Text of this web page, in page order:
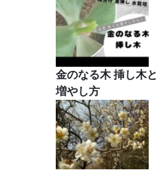
金のなる木 挿し木と
増やし方